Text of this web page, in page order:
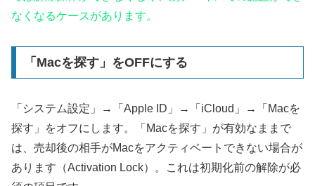
なくなるケースがあります。
「Macを探す」をOFFにする
「システム設定」→「Apple ID」→「iCloud」→「Macを
探す」をオフにします。「Macを探す」が有効なままで
は、売却後の相手がMacをアクティベートできない場合が
あります（Activation Lock）。これは初期化前の解除が必